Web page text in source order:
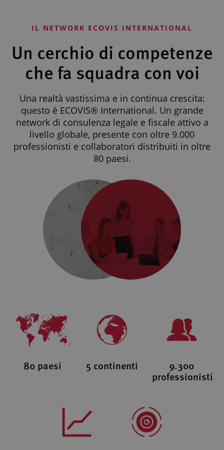
IL NETWORK ECOVIS INTERNATIONAL
Un cerchio di competenze
che fa squadra con voi
Una realtà vastissima e in continua crescita:
questo è ECOVIS® International. Un grande
network di consulenza legale e fiscale attivo a
livello globale, presente con oltre 9.000
professionisti e collaboratori distribuiti in oltre
80 paesi.
80 paesi 5 continenti 9.300
professionisti